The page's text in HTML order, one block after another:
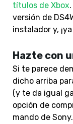
títulos de Xbox
versión de
instalador y,
Hazte con
Si te parece
dicho arriba
(y te da igual
opción de
mando de